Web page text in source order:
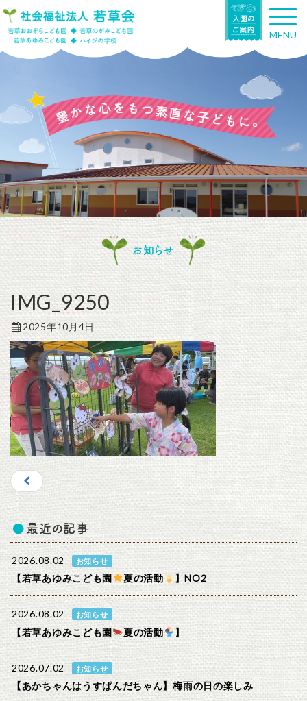
T
o
g
n
g
a
t
n
MENU
お知らせ
IMG_9250
2025年10月4日
最近の記事
2026.08.02 お知らせ
【若草あゆみこども園 夏の活動 】NO2
2026.08.02 お知らせ
【若草あゆみこども園 夏の活動 】
2026.07.02 お知らせ
【あかちゃんはうすぱんだちゃん】梅雨の日の楽しみ